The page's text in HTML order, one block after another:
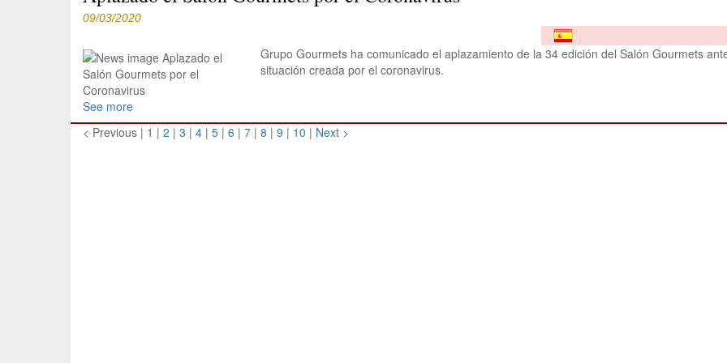
09/03/2020
Grupo Gourmets ha comunicado el aplazamiento de la 34 edición del Salón Gourmets
situación creada por el coronavirus.
See more
< Previous | 1 | 2 | 3 | 4 | 5 | 6 | 7 | 8 | 9 | 10 | Next >